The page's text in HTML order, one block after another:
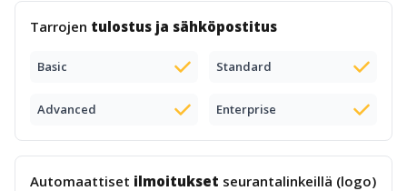
Tarrojen tulostus ja sähköpostitus
Basic Standard
Advanced Enterprise
Automaattiset ilmoitukset seurantalinkeillä (logo)